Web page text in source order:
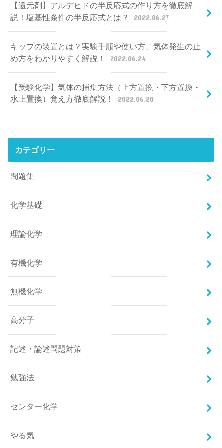
【還元剤】アルデヒドの半反応式の作り方を徹底解
説！塩基性条件の半反応式とは？
2022.06.27
キップの装置とは？実験手順や使い方、気体発生の止
め方をわかりやすく解説！
2022.06.24
【受験化学】気体の捕集方法（上方置換・下方置換・
水上置換）覚え方徹底解説！
2022.06.20
カテゴリー
問題集
化学基礎
理論化学
有機化学
無機化学
高分子
記述・論述問題対策
勉強法
センター化学
やる気